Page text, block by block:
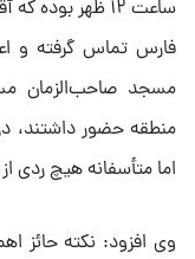
ساعت ۱۲ ظهر
فارس تماس گرفته و
مسجد صاحب‌الزمان
منطقه حضور داشتند،
اما متأسفانه هیچ ردی
وی افزود: نکته حائز